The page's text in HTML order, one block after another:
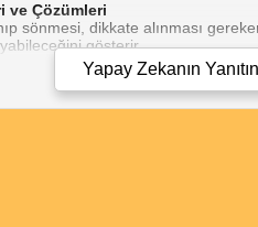
ve Çözümleri
sönmesi, dikkate alınması
gösterir.
Yaygın Sorunlar:
altı airbag soketi, hava
Yapay Zekanın